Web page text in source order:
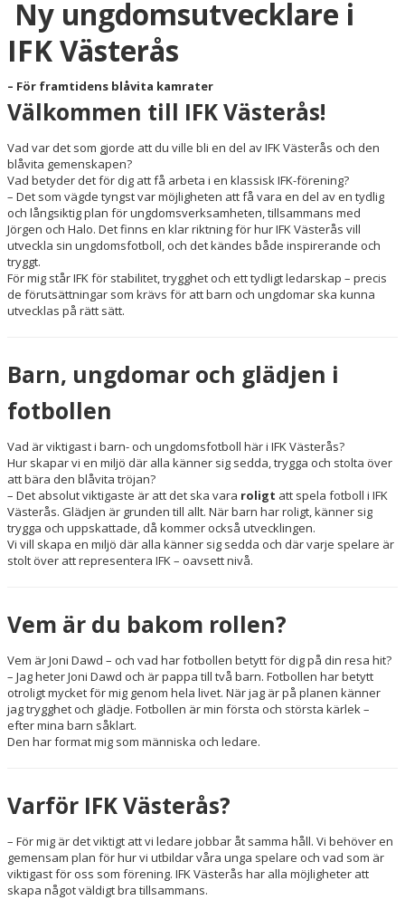
MATCHER
WEBSHOP
NY I IFK VÄSTERÅS FK
Ny ungdomsutvecklare i
IFK Västerås
– För framtidens blåvita kamrater
Välkommen till IFK Västerås!
Vad var det som gjorde att du ville bli en del av IFK Västerås och den
blåvita gemenskapen?
Vad betyder det för dig att få arbeta i en klassisk IFK-förening?
– Det som vägde tyngst var möjligheten att få vara en del av en tydlig
och långsiktig plan för ungdomsverksamheten, tillsammans med
Jörgen och Halo. Det finns en klar riktning för hur IFK Västerås vill
utveckla sin ungdomsfotboll, och det kändes både inspirerande och
tryggt.
För mig står IFK för stabilitet, trygghet och ett tydligt ledarskap – precis
de förutsättningar som krävs för att barn och ungdomar ska kunna
utvecklas på rätt sätt.
Barn, ungdomar och glädjen i
fotbollen
Vad är viktigast i barn- och ungdomsfotboll här i IFK Västerås?
Hur skapar vi en miljö där alla känner sig sedda, trygga och stolta över
att bära den blåvita tröjan?
– Det absolut viktigaste är att det ska vara roligt att spela fotboll i IFK
Västerås. Glädjen är grunden till allt. När barn har roligt, känner sig
trygga och uppskattade, då kommer också utvecklingen.
Vi vill skapa en miljö där alla känner sig sedda och där varje spelare är
stolt över att representera IFK – oavsett nivå.
Vem är du bakom rollen?
Vem är Joni Dawd – och vad har fotbollen betytt för dig på din resa hit?
– Jag heter Joni Dawd och är pappa till två barn. Fotbollen har betytt
otroligt mycket för mig genom hela livet. När jag är på planen känner
jag trygghet och glädje. Fotbollen är min första och största kärlek –
efter mina barn såklart.
Den har format mig som människa och ledare.
Varför IFK Västerås?
– För mig är det viktigt att vi ledare jobbar åt samma håll. Vi behöver en
gemensam plan för hur vi utbildar våra unga spelare och vad som är
viktigast för oss som förening. IFK Västerås har alla möjligheter att
skapa något väldigt bra tillsammans.